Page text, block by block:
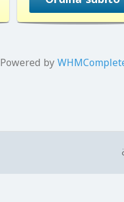
Powered by